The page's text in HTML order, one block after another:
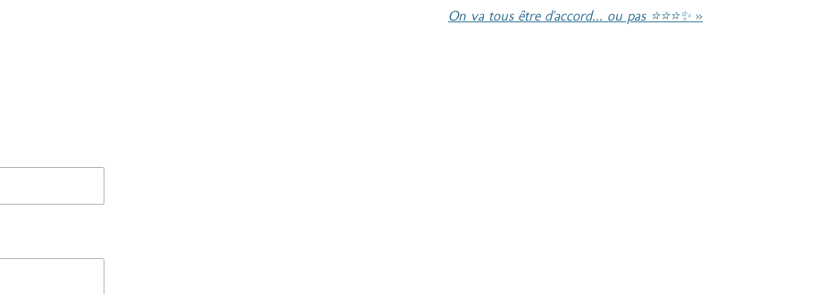
On va tous être d'accord... ou pas ⭐⭐⭐✨ »